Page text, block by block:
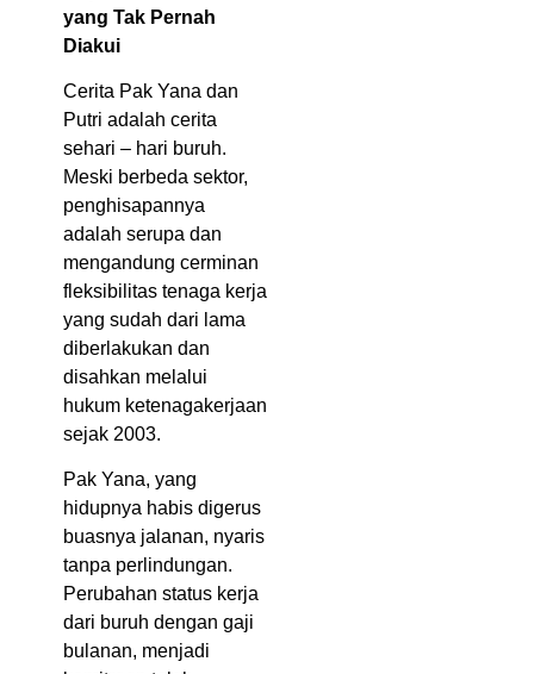
yang Tak Pernah
Diakui
Cerita Pak Yana dan
Putri adalah cerita
sehari – hari buruh.
Meski berbeda sektor,
penghisapannya
adalah serupa dan
mengandung cerminan
fleksibilitas tenaga kerja
yang sudah dari lama
diberlakukan dan
disahkan melalui
hukum ketenagakerjaan
sejak 2003.
Pak Yana, yang
hidupnya habis digerus
buasnya jalanan, nyaris
tanpa perlindungan.
Perubahan status kerja
dari buruh dengan gaji
bulanan, menjadi